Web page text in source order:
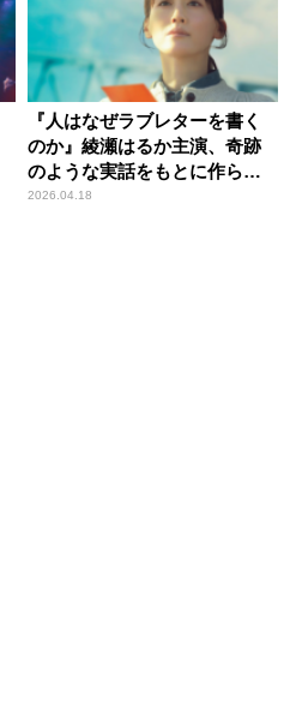
『人はなぜラブレターを書く
のか』綾瀬はるか主演、奇跡
のような実話をもとに作られ
た感動作
2026.04.18